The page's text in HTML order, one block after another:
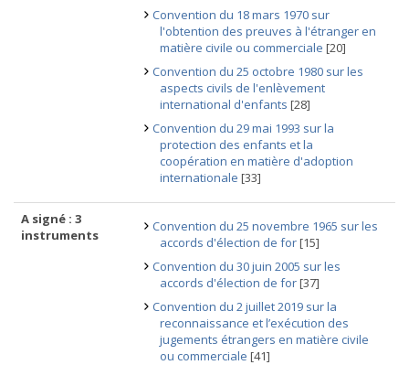
Convention du 18 mars 1970 sur
l'obtention des preuves à l'étranger en
matière civile ou commerciale [20]
Convention du 25 octobre 1980 sur les
aspects civils de l'enlèvement
international d'enfants [28]
Convention du 29 mai 1993 sur la
protection des enfants et la
coopération en matière d'adoption
internationale [33]
A signé : 3
instruments
Convention du 25 novembre 1965 sur les
accords d'élection de for[15]
Convention du 30 juin 2005 sur les
accords d'élection de for[37]
Convention du 2 juillet 2019 sur la
reconnaissance et l’exécution des
jugements étrangers en matière civile
ou commerciale [41]